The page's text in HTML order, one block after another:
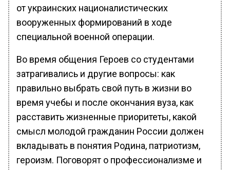
от украинских националистических
вооруженных формирований в ходе
специальной военной операции.
Во время общения Героев со студентами
затрагивались и другие вопросы: как
правильно выбрать свой путь в жизни во
время учебы и после окончания вуза, как
расставить жизненные приоритеты, какой
смысл молодой гражданин России должен
вкладывать в понятия Родина, патриотизм,
героизм. Поговорят о профессионализме и